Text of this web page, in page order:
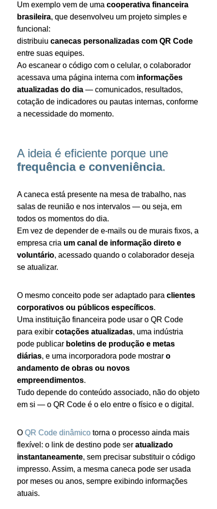
Um exemplo vem de uma cooperativa financeira
brasileira, que desenvolveu um projeto simples e
funcional:
distribuiu canecas personalizadas com QR Code
entre suas equipes.
Ao escanear o código com o celular, o colaborador
acessava uma página interna com informações
atualizadas do dia — comunicados, resultados,
cotação de indicadores ou pautas internas, conforme
a necessidade do momento.
A ideia é eficiente porque une
frequência e conveniência.
A caneca está presente na mesa de trabalho, nas
salas de reunião e nos intervalos — ou seja, em
todos os momentos do dia.
Em vez de depender de e-mails ou de murais fixos, a
empresa cria um canal de informação direto e
voluntário, acessado quando o colaborador deseja
se atualizar.
O mesmo conceito pode ser adaptado para clientes
corporativos ou públicos específicos.
Uma instituição financeira pode usar o QR Code
para exibircotações atualizadas, uma indústria
pode publicar boletins de produção e metas
diárias, e uma incorporadora pode mostraro
andamento de obras ou novos
empreendimentos.
Tudo depende do conteúdo associado, não do objeto
em si — o QR Code é o elo entre o físico e o digital.
O QR Code dinâmico torna o processo ainda mais
flexível: o link de destino pode seratualizado
instantaneamente, sem precisar substituir o código
impresso. Assim, a mesma caneca pode ser usada
por meses ou anos, sempre exibindo informações
atuais.